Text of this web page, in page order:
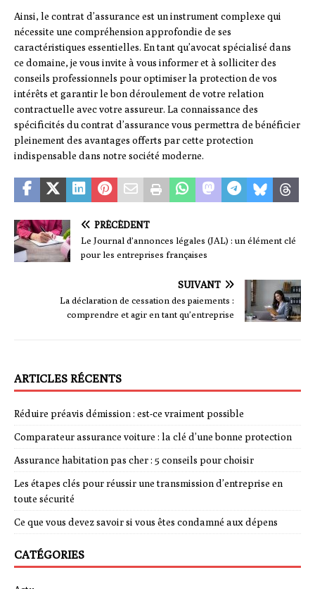
Ainsi, le contrat d’assurance est un instrument complexe qui
nécessite une compréhension approfondie de ses
caractéristiques essentielles. En tant qu’avocat spécialisé dans
ce domaine, je vous invite à vous informer et à solliciter des
conseils professionnels pour optimiser la protection de vos
intérêts et garantir le bon déroulement de votre relation
contractuelle avec votre assureur. La connaissance des
spécificités du contrat d’assurance vous permettra de bénéficier
pleinement des avantages offerts par cette protection
indispensable dans notre société moderne.
PRÉCÉDENT
Le Journal d’annonces légales (JAL) : un élément clé
pour les entreprises françaises
SUIVANT
La déclaration de cessation des paiements :
comprendre et agir en tant qu’entreprise
ARTICLES RÉCENTS
Réduire préavis démission : est-ce vraiment possible
Comparateur assurance voiture : la clé d’une bonne protection
Assurance habitation pas cher : 5 conseils pour choisir
Les étapes clés pour réussir une transmission d’entreprise en
toute sécurité
Ce que vous devez savoir si vous êtes condamné aux dépens
CATÉGORIES